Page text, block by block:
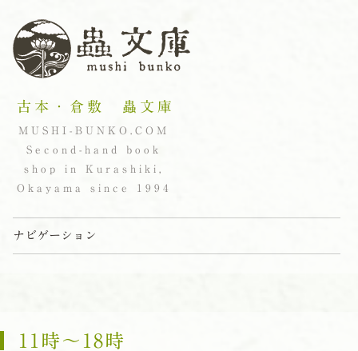
古本・倉敷 蟲文庫
MUSHI-BUNKO.COM
Second-hand book
shop in Kurashiki,
Okayama since 1994
ナビゲーション
11時〜18時